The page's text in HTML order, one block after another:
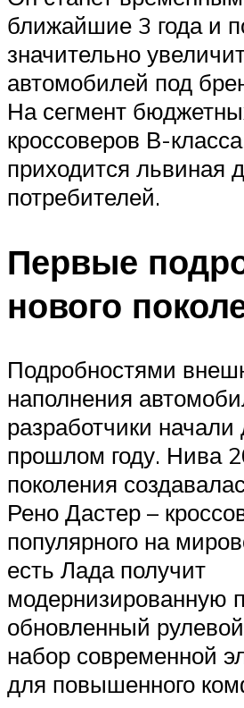
ближайшие 3 года и
значительно
автомобилей под
На сегмент
кроссоверов В-
приходится львиная
потребителей.
Первые
нового
Подробностями
наполнения
разработчики начали
прошлом году. Нива
поколения
Рено Дастер –
популярного на
есть Лада получит
модернизированную
обновленный
набор современной
для повышенного